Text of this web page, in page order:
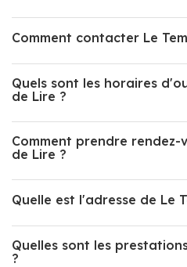
Comment contacter Le
Quels sont les horaires
de Lire ?
Comment prendre rendez-
de Lire ?
Quelle est l'adresse de Le
Quelles sont les
?